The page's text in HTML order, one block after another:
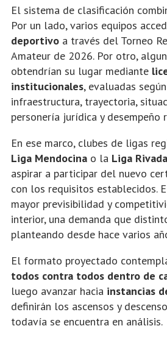
El sistema de clasificación
Por un lado, varios equipos
deportivo a través del Torneo
Amateur de 2026. Por otro,
obtendrían su lugar mediante
institucionales, evaluadas
infraestructura, trayectoria,
personería jurídica y desempeño
En ese marco, clubes de ligas
Liga Mendocina o la Liga
aspirar a participar del nuevo
con los requisitos establecidos.
mayor previsibilidad y
interior, una demanda que
planteando desde hace varios
El formato proyectado
todos contra todos dentro de
luego avanzar hacia instancias
definirán los ascensos y
todavía se encuentra en análisis.